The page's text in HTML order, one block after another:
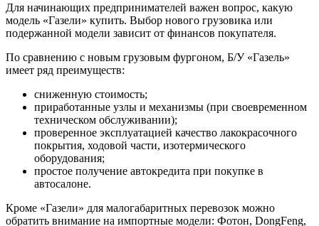
Для начинающих предпринимателей важен вопрос, какую
модель «Газели» купить. Выбор нового грузовика или
подержанной модели зависит от финансов покупателя.
По сравнению с новым грузовым фургоном, Б/У «Газель»
имеет ряд преимуществ:
сниженную стоимость;
приработанные узлы и механизмы (при своевременном
техническом обслуживании);
проверенное эксплуатацией качество лакокрасочного
покрытия, ходовой части, изотермического
оборудования;
простое получение автокредита при покупке в
автосалоне.
Кроме «Газели» для малогабаритных перевозок можно
обратить внимание на импортные модели: Фотон, DongFeng,